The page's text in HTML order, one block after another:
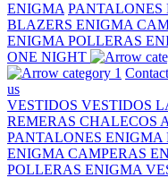
ENIGMA PANTALONES
BLAZERS ENIGMA
ENIGMA POLLERAS
ONE NIGHT
us
VESTIDOS VESTIDOS
REMERAS CHALECOS
PANTALONES ENIGMA
ENIGMA CAMPERAS
POLLERAS ENIGMA